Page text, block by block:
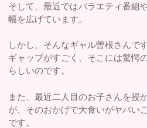
そして、最近ではバラエティ番組
幅を広げています。
しかし、そんなギャル曽根さんで
ギャップがすごく、そこには驚愕
らしいのです。
また、最近二人目のお子さんを授
が、そのおかげで大食いがヤバい
です。